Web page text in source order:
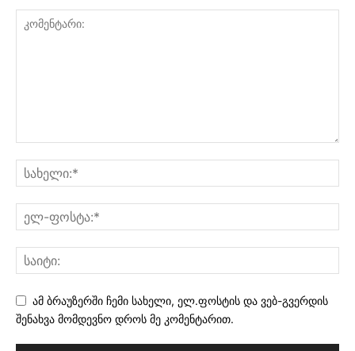
ამ ბრაუზერში ჩემი სახელი, ელ.ფოსტის და ვებ-გვერდის
შენახვა მომდევნო დროს მე კომენტარით.